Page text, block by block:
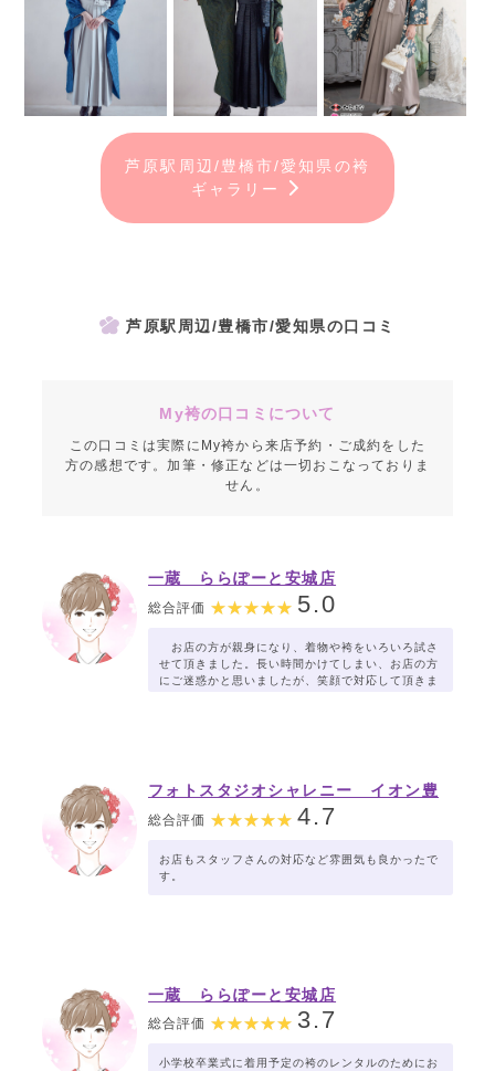
芦原駅周辺/豊橋市/愛知県の袴
ギャラリー
芦原駅周辺/豊橋市/愛知県の口コミ
My袴の口コミについて
この口コミは実際にMy袴から来店予約・ご成約をした
方の感想です。加筆・修正などは一切おこなっておりま
せん。
一蔵 ららぽーと安城店
総合評価 5.0
お店の方が親身になり、着物や袴をいろいろ試さ
せて頂きました。長い時間かけてしまい、お店の方
にご迷惑かと思いましたが、笑顔で対応して頂きま
フォトスタジオシャレニー イオン豊
橋南店
総合評価 4.7
お店もスタッフさんの対応など雰囲気も良かったで
す。
一蔵 ららぽーと安城店
総合評価 3.7
小学校卒業式に着用予定の袴のレンタルのためにお